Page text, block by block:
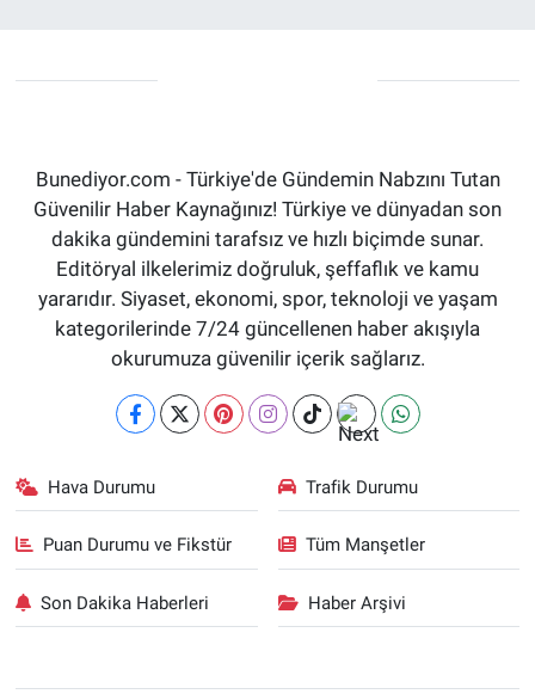
Bunediyor.com - Türkiye'de Gündemin Nabzını Tutan
Güvenilir Haber Kaynağınız! Türkiye ve dünyadan son
dakika gündemini tarafsız ve hızlı biçimde sunar.
Editöryal ilkelerimiz doğruluk, şeffaflık ve kamu
yararıdır. Siyaset, ekonomi, spor, teknoloji ve yaşam
kategorilerinde 7/24 güncellenen haber akışıyla
okurumuza güvenilir içerik sağlarız.
Hava Durumu Trafik Durumu
Puan Durumu ve Fikstür Tüm Manşetler
Son Dakika Haberleri Haber Arşivi